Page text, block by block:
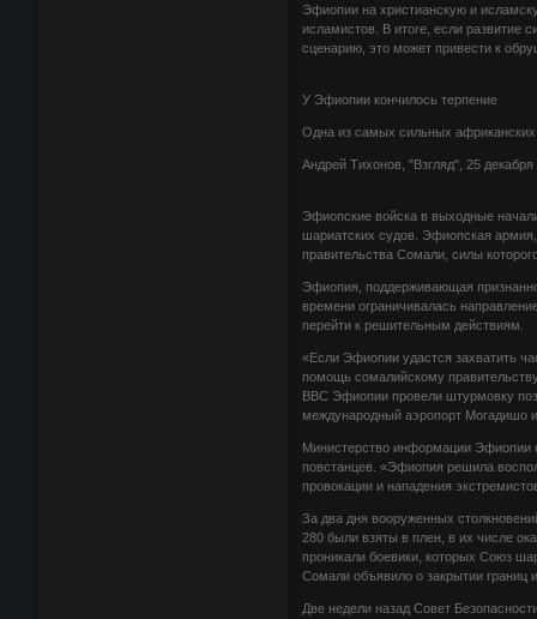
Эфиопии на христианскую и
исламистов. В итоге, если развитие
сценарию, это может привести к
У Эфиопии кончилось терпение
Одна из самых сильных
Андрей Тихонов, "Взгляд", 25 декабря
Эфиопские войска в выходные
шариатских судов. Эфиопская
правительства Сомали, силы
Эфиопия, поддерживающая
времени ограничивалась
перейти к решительным действиям.
«Если Эфиопии удастся захватить
помощь сомалийскому
ВВС Эфиопии провели штурмовку
международный аэропорт Могадишо
Министерство информации Эфиопии
повстанцев. «Эфиопия решила
провокации и нападения
За два дня вооруженных
280 были взяты в плен, в их числе
проникали боевики, которых Союз
Сомали объявило о закрытии границ
Две недели назад Совет